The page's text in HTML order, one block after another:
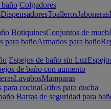
Colgadores
DispensadoresToallerosJaboneras
BotiquinesConjuntos de
para bañoArmarios para baño
Espejos de baño sin Luz
de baño con aumento
LavabosMamparas
para cocinaGrifos para ducha
Barras de seguridad para